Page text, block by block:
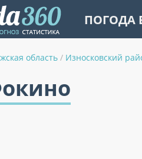
ПОГОДА
область / Износковский